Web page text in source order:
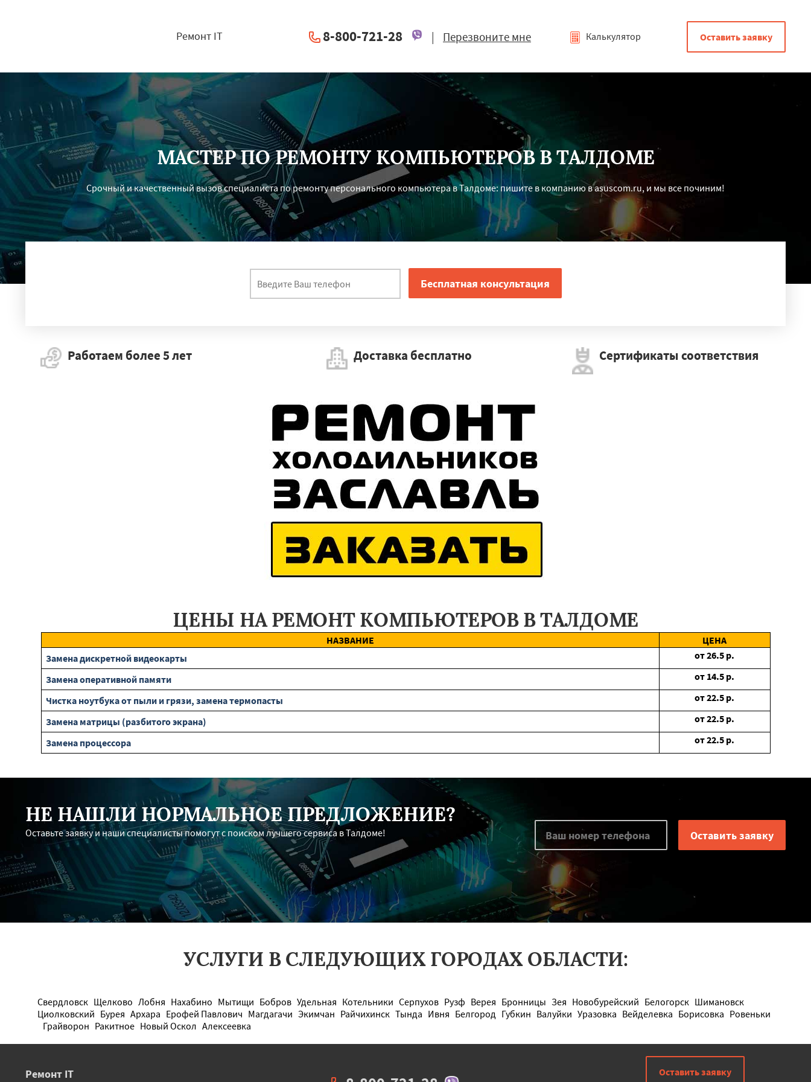
Работаем по регионам
Пушкино Купавна Краснозаводск Ступино Москва
Орехово-Зуево
Верея Электросталь Рузф Восход Новобурейский Тында
Шимановск
Магдагачи Белогорск Бурея Архара Зея Экимчан
Ерофей Павлович
Чернянка Пролетарск Шебекино Яковлевка Ровеньки Октябрьск
Уразовка Алексеевка Короча Строитель
Ремонт IT 8-800-721-28 | Перезвоните мне Калькулятор Оставить заявку
МАСТЕР ПО РЕМОНТУ КОМПЬЮТЕРОВ В ТАЛДОМЕ
Срочный и качественный вызов специалиста по ремонту персонального компьютера в Талдоме: пишите в компанию в asuscom.ru, и мы все починим!
Работаем более 5 лет Доставка бесплатно Сертификаты соответствия
ЦЕНЫ НА РЕМОНТ КОМПЬЮТЕРОВ В ТАЛДОМЕ
НАЗВАНИЕ
ЦЕНА
Замена дискретной видеокарты
от26.5 р.
Замена оперативной памяти
от 14.5 р.
Чистка ноутбука от пыли и грязи, замена термопасты
от22.5 р.
Замена матрицы (разбитого экрана)
от22.5 р.
Замена процессора
от22.5 р.
НЕ НАШЛИ НОРМАЛЬНОЕ ПРЕДЛОЖЕНИЕ?
Оставьте заявку и наши специалисты помогут с поиском лучшего сервиса в Талдоме!
УСЛУГИ В СЛЕДУЮЩИХ ГОРОДАХ ОБЛАСТИ:
Свердловск Щелково Лобня Нахабино Мытищи Бобров Удельная Котельники Серпухов Рузф Верея Бронницы Зея Новобурейский Белогорск Шимановск
Циолковский Бурея Архара Ерофей Павлович Магдагачи Экимчан Райчихинск Тында Ивня Белгород Губкин Валуйки Уразовка Вейделевка Борисовка Ровеньки
Грайворон Ракитное Новый Оскол Алексеевка
Ремонт IT Оставить заявку
УЗНАТЬ ПОДРОБНЕЕ ×